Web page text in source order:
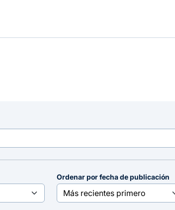
Ordenar por fecha de publicación